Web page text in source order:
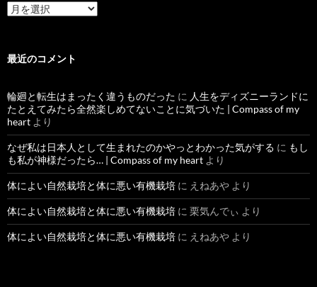
過
去
最近のコメント
輪廻と転生はまったく違うものだった に 人生をディズニーランドに
たとえてみたら全然楽しめてないことに気づいた | Compass of my
heart より
なぜ私は日本人として生まれたのかやっとわかった気がする に もし
も私が神様だったら… | Compass of my heart より
体によい自然栽培と体に悪い有機栽培 に えねあや より
体によい自然栽培と体に悪い有機栽培 に 栗気んでぃ より
体によい自然栽培と体に悪い有機栽培 に えねあや より